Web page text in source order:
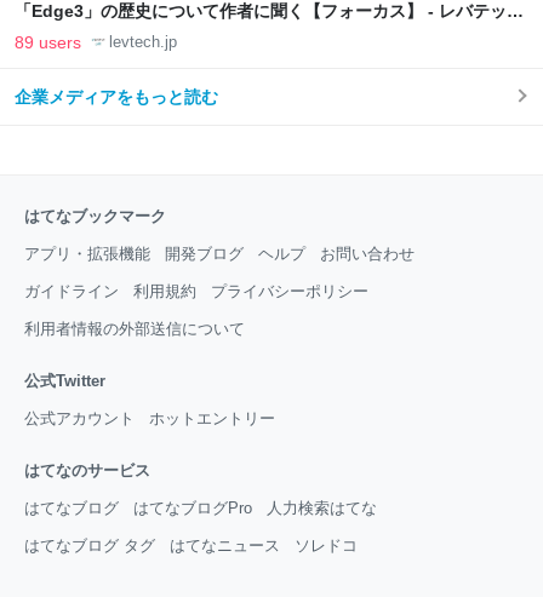
「Edge3」の歴史について作者に聞く【フォーカス】 - レバテック
LAB
89 users levtech.jp
企業メディアをもっと読む
はてなブックマーク
アプリ・拡張機能 開発ブログ ヘルプ お問い合わせ
ガイドライン 利用規約 プライバシーポリシー
利用者情報の外部送信について
公式Twitter
公式アカウント ホットエントリー
はてなのサービス
はてなブログ はてなブログPro 人力検索はてな
はてなブログ タグ はてなニュース ソレドコ